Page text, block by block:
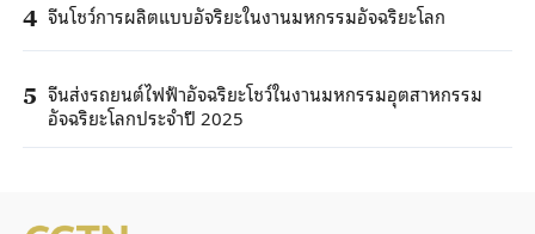
4 จีนโชว์การผลิตแบบอัจริยะในงานมหกรรมอัจฉริยะโลก
5 จีนส่งรถยนต์ไฟฟ้าอัจฉริยะโชว์ในงานมหกรรมอุตสาหกรรม
อัจฉริยะโลกประจำปี 2025